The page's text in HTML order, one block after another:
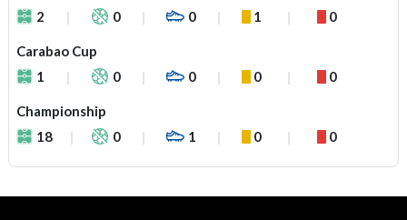
2
0 0 1 0
Carabao Cup
1
0 0 0 0
Championship
18
0 1 0 0